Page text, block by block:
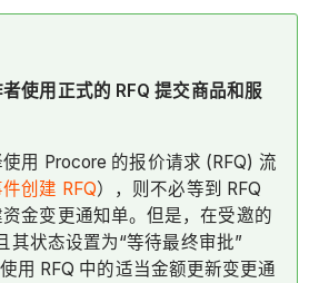
使用正式的 RFQ 提交商品和服
用 Procore 的报价请求 (RFQ) 流
创建 RFQ），则不必等到 RFQ
金变更通知单。但是，在受邀的
其状态设置为“等待最终审批”
用 RFQ 中的适当金额更新变更通